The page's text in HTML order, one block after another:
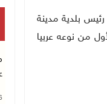
بلدية مدينة
من نوعه عربيا